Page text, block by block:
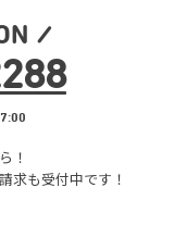
！
求も受付中です！